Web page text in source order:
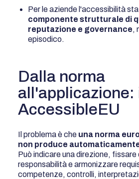
Per le aziende l'accessibilità
componente strutturale di
reputazione e governance,
episodico.
Dalla norma
all'applicazione:
AccessibleEU
Il problema è che una norma
non produce
Può indicare una direzione,
responsabilità e armonizzare
competenze, controlli,